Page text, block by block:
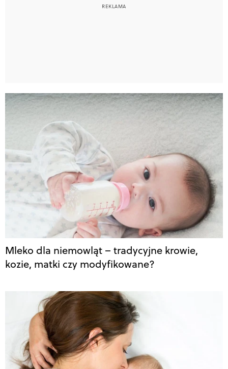
Mleko dla niemowląt – tradycyjne krowie,
kozie, matki czy modyfikowane?